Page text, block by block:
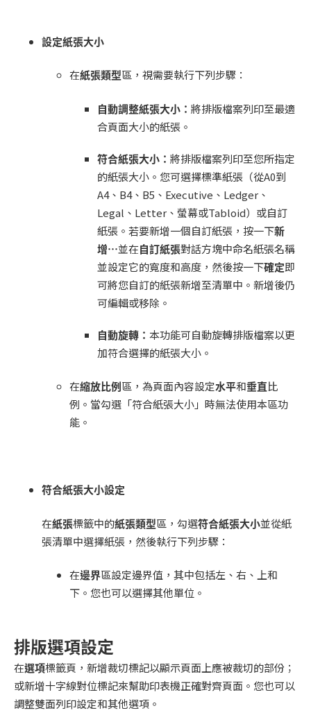
設定紙張大小
在紙張類型區，視需要執行下列步驟：
自動調整紙張大小： 將排版檔案列印至最適
合頁面大小的紙張。
符合紙張大小： 將排版檔案列印至您所指定
的紙張大小。您可選擇標準紙張（從A0到
A4、B4、B5、Executive、Ledger、
Legal、Letter、螢幕或Tabloid）或自訂
紙張。若要新增一個自訂紙張，按一下新
增…並在自訂紙張對話方塊中命名紙張名稱
並設定它的寬度和高度，然後按一下確定即
可將您自訂的紙張新增至清單中。新增後仍
可編輯或移除。
自動旋轉： 本功能可自動旋轉排版檔案以更
加符合選擇的紙張大小。
在縮放比例區，為頁面內容設定水平和垂直比
例。當勾選「符合紙張大小」時無法使用本區功
能。
符合紙張大小設定
在紙張標籤中的紙張類型區，勾選符合紙張大小並從紙
張清單中選擇紙張，然後執行下列步驟：
在邊界區設定邊界值，其中包括左、右、上和
下。您也可以選擇其他單位。
排版選項設定
在選項標籤頁，新增裁切標記以顯示頁面上應被裁切的部份；
或新增十字線對位標記來幫助印表機正確對齊頁面。您也可以
調整雙面列印設定和其他選項。